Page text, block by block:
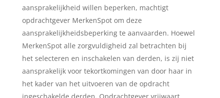
aansprakelijkheid willen beperken, machtigt
opdrachtgever MerkenSpot om deze
aansprakelijkheidsbeperking te aanvaarden. Hoewel
MerkenSpot alle zorgvuldigheid zal betrachten bij
het selecteren en inschakelen van derden, is zij niet
aansprakelijk voor tekortkomingen van door haar in
het kader van het uitvoeren van de opdracht